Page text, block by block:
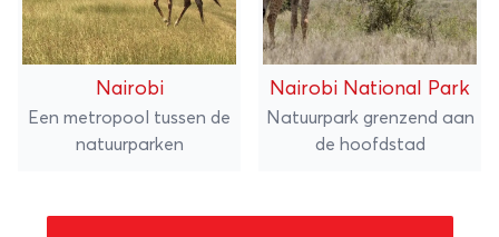
Nairobi
Een metropool tussen de
natuurparken
Nairobi National Park
Natuurpark grenzend aan
de hoofdstad